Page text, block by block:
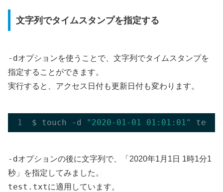
文字列でタイムスタンプを指定する
-dオプションを使うことで、文字列でタイムスタンプを
指定することができます。
実行すると、アクセス日付も更新日付も変わります。
$ touch -d "2020-01-01 01:01:01" test
-dオプションの後に文字列で、「2020年1月1日 1時1分1
秒」を指定してみました。
test.txtに適用しています。